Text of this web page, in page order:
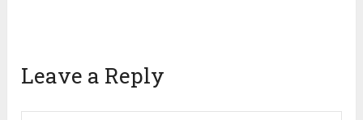
Leave a Reply